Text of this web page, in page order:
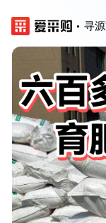
寻